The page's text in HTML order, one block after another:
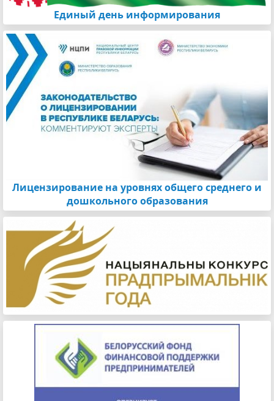
Единый день информирования
Лицензирование на уровнях общего среднего и
дошкольного образования